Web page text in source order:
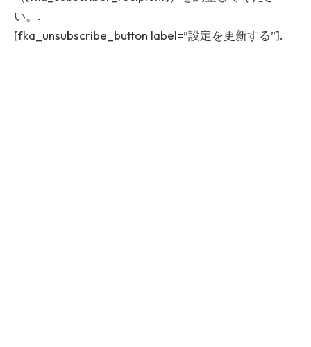
い。.
[fka_unsubscribe_button label=”設定を更新する”].